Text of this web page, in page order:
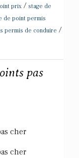
prix / stage de
de point permis
permis de conduire /
pas
cher
cher